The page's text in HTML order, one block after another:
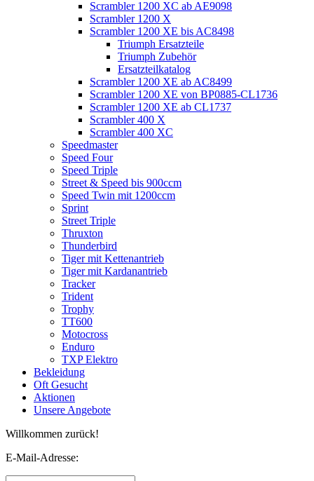
Scrambler 1200 XC ab AE9098
Scrambler 1200 X
Scrambler 1200 XE bis AC8498
Triumph Ersatzteile
Triumph Zubehör
Ersatzteilkatalog
Scrambler 1200 XE ab AC8499
Scrambler 1200 XE von BP0885-CL1736
Scrambler 1200 XE ab CL1737
Scrambler 400 X
Scrambler 400 XC
Speedmaster
Speed Four
Speed Triple
Street & Speed bis 900ccm
Speed Twin mit 1200ccm
Sprint
Street Triple
Thruxton
Thunderbird
Tiger mit Kettenantrieb
Tiger mit Kardanantrieb
Tracker
Trident
Trophy
TT600
Motocross
Enduro
TXP Elektro
Bekleidung
Oft Gesucht
Aktionen
Unsere Angebote
Willkommen zurück!
E-Mail-Adresse: